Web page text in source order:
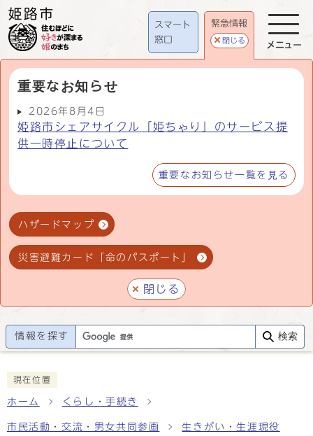
スマート
窓口
緊急情報
閉じる
重要なお知らせ
2026年8月4日
姫路市シェアサイクル「姫ちゃり」のサービス提
供一時停止について
重要なお知らせ一覧を見る
ハザードマップ
災害避難カード「命のパスポート」
閉じる
メニュー
情報を探す 検索
現在位置
ホーム くらし・手続き
市民活動・交流・男女共同参画 生きがい・生涯現役